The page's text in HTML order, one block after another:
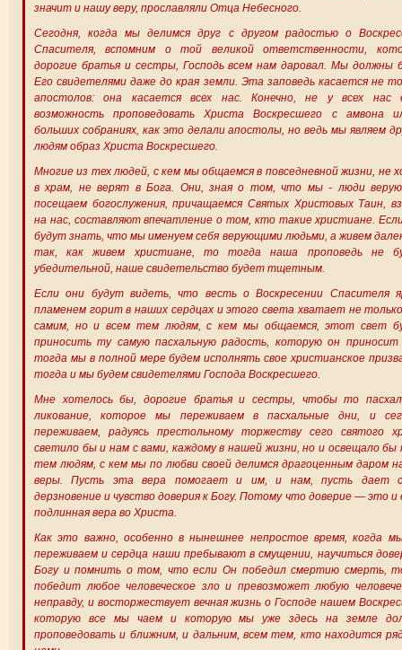
значит и нашу веру, прославляли Отца Небесного.
Сегодня, когда мы делимся друг с другом радостью о
Спасителя, вспомним о той великой ответственности,
дорогие братья и сестры, Господь всем нам даровал. Мы должны
Его свидетелями даже до края земли. Эта заповедь касается не
апостолов: она касается всех нас. Конечно, не у всех нас
возможность проповедовать Христа Воскресшего с амвона
больших собраниях, как это делали апостолы, но ведь мы являем
людям образ Христа Воскресшего.
Многие из тех людей, с кем мы общаемся в повседневной жизни, не
в храм, не верят в Бога. Они, зная о том, что мы - люди
посещаем богослужения, причащаемся Святых Христовых Таин,
на нас, составляют впечатление о том, кто такие христиане.
будут знать, что мы именуем себя верующими людьми, а живем
так, как живем христиане, то тогда наша проповедь не
убедительной, наше свидетельство будет тщетным.
Если они будут видеть, что весть о Воскресении Спасителя
пламенем горит в наших сердцах и этого света хватает не
самим, но и всем тем людям, с кем мы общаемся, этот свет
приносить ту самую пасхальную радость, которую он приносит
тогда мы в полной мере будем исполнять свое христианское
тогда и мы будем свидетелями Господа Воскресшего.
Мне хотелось бы, дорогие братья и сестры, чтобы то
ликование, которое мы переживаем в пасхальные дни, и
переживаем, радуясь престольному торжеству сего святого
светило бы и нам с вами, каждому в нашей жизни, но и освещало бы
тем людям, с кем мы по любви своей делимся драгоценным даром
веры. Пусть эта вера помогает и им, и нам, пусть дает
дерзновение и чувство доверия к Богу. Потому что доверие — это и
подлинная вера во Христа.
Как это важно, особенно в нынешнее непростое время, когда
переживаем и сердца наши пребывают в смущении, научиться
Богу и помнить о том, что если Он победил смертию смерть,
победит любое человеческое зло и превозможет любую
неправду, и восторжествует вечная жизнь о Господе нашем
которую все мы чаем и которую мы уже здесь на земле
проповедовать и ближним, и дальним, всем тем, кто находится